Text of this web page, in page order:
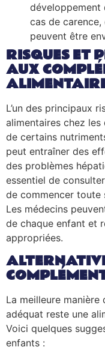
développement
cas de
peuvent être
RISQUES ET
AUX
L’un des principaux
alimentaires chez
de certains
peut entraîner des
des problèmes
essentiel de
de commencer toute
Les médecins
de chaque enfant et
appropriées.
La meilleure manière
adéquat reste une
Voici quelques
enfants :